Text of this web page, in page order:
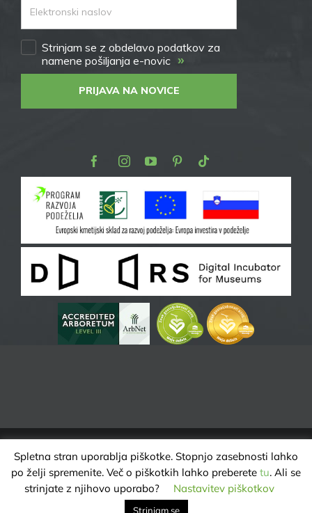
Strinjam se z obdelavo podatkov za
namene pošiljanja e-novic »
PRIJAVA NA NOVICE
FacebookInstagram
YoutubePinterest
ARBORETUM VOLČJI POTOK | VSE PRAVICE PRIDRŽANE @ 2025 |
VAROVANJE ZASEBNOSTI
Spletna stran uporablja piškotke. Stopnjo zasebnosti lahko
po želji spremenite. Več o piškotkih lahko preberete tu. Ali se
strinjate z njihovo uporabo?
Nastavitev piškotkov
Strinjam se